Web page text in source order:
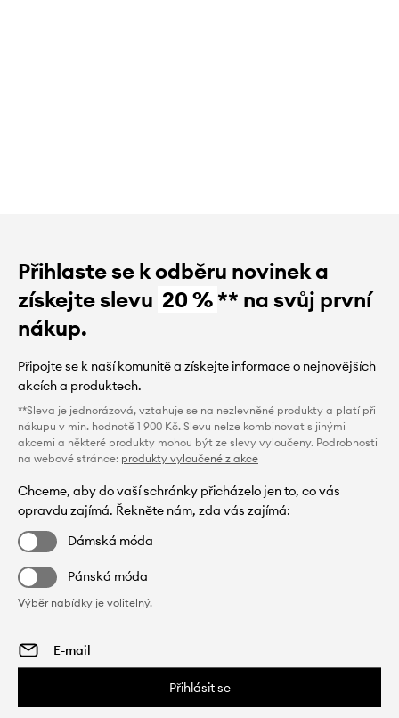
Přihlaste se k odběru novinek a
získejte slevu 20 %** na svůj první
nákup.
Připojte se k naší komunitě a získejte informace o nejnovějších
akcích a produktech.
**Sleva je jednorázová, vztahuje se na nezlevněné produkty a platí při
nákupu v min. hodnotě 1 900 Kč. Slevu nelze kombinovat s jinými
akcemi a některé produkty mohou být ze slevy vyloučeny. Podrobnosti
na webové stránce: produkty vyloučené z akce
Chceme, aby do vaší schránky přicházelo jen to, co vás
opravdu zajímá. Řekněte nám, zda vás zajímá:
Dámská móda
Pánská móda
Výběr nabídky je volitelný.
Přihlásit se